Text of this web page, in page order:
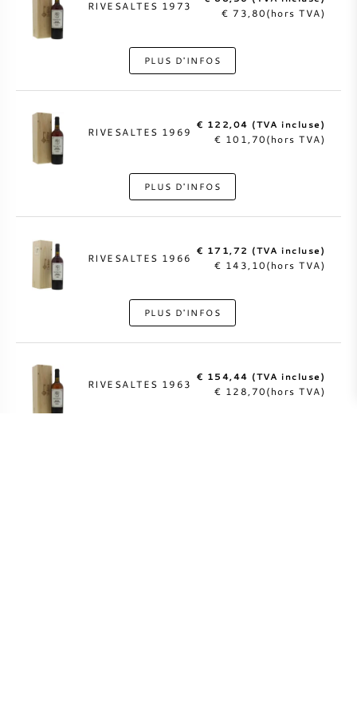
RIVESALTES 1973
€ 73,80(hors TVA)
PLUS D'INFOS
RIVESALTES 1969
€ 122,04 (TVA incluse)
€ 101,70(hors TVA)
PLUS D'INFOS
RIVESALTES 1966
€ 171,72 (TVA incluse)
€ 143,10(hors TVA)
PLUS D'INFOS
RIVESALTES 1963
€ 154,44 (TVA incluse)
€ 128,70(hors TVA)